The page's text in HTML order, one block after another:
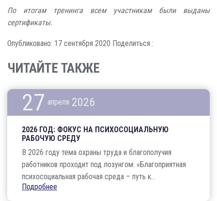
По итогам тренинга всем участникам были выданы
сертификаты.
Опубликовано: 17 сентября 2020 Поделиться :
ЧИТАЙТЕ ТАКЖЕ
27 апреля 2026
2026 ГОД: ФОКУС НА ПСИХОСОЦИАЛЬНУЮ
РАБОЧУЮ СРЕДУ
В 2026 году тема охраны труда и благополучия
работников проходит под лозунгом: «Благоприятная
психосоциальная рабочая среда – путь к...
Подробнее